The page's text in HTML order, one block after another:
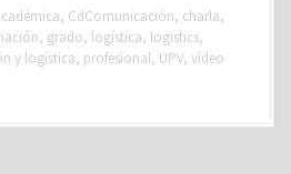
, CdComunicación, charla,
, grado, logística, logistics,
y logística, profesional, UPV, vídeo